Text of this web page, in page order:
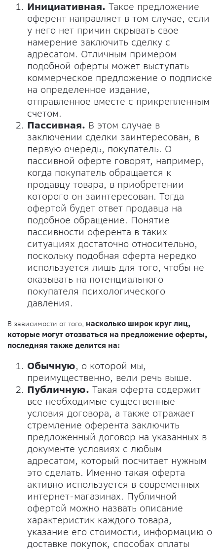
Инициативная. Такое предложение
оферент направляет в том случае, если
у него нет причин скрывать свое
намерение заключить сделку с
адресатом. Отличным примером
подобной оферты может выступать
коммерческое предложение о подписке
на определенное издание,
отправленное вместе с прикрепленным
счетом.
Пассивная. В этом случае в
заключении сделки заинтересован, в
первую очередь, покупатель. О
пассивной оферте говорят, например,
когда покупатель обращается к
продавцу товара, в приобретении
которого он заинтересован. Тогда
офертой будет ответ продавца на
подобное обращение. Понятие
пассивности оферента в таких
ситуациях достаточно относительно,
поскольку подобная оферта нередко
используется лишь для того, чтобы не
оказывать на потенциального
покупателя психологического
давления.
В зависимости от того, насколько широк круг лиц,
которые могут отозваться на предложение оферты,
последняя также делится на:
Обычную, о которой мы,
преимущественно, вели речь выше.
Публичную. Такая оферта содержит
все необходимые существенные
условия договора, а также отражает
стремление оферента заключить
предложенный договор на указанных в
документе условиях с любым
адресатом, который посчитает нужным
это сделать. Именно такая оферта
активно используется в современных
интернет-магазинах. Публичной
офертой можно назвать описание
характеристик каждого товара,
указание его стоимости, информацию о
доставке покупок, способах оплаты